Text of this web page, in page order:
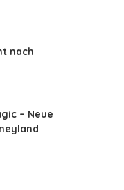
nach
– Neue